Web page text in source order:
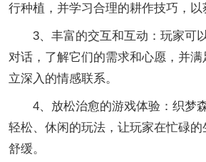
行种植，并学习合理的耕作技巧，以
3、丰富的交互和互动：玩家可
对话，了解它们的需求和心愿，并
立深入的情感联系。
4、放松治愈的游戏体验：织梦森
轻松、休闲的玩法，让玩家在忙碌
舒缓。